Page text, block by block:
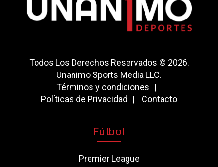
Todos Los Derechos Reservados © 2026.
Unanimo Sports Media LLC.
Términos y condiciones
Políticas de Privacidad
Contacto
Fútbol
Premier League